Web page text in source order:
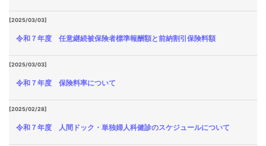
[2025/03/03]
令和７年度 任意継続被保険者標準報酬額と前納割引保険料額
[2025/03/03]
令和７年度 保険料率について
[2025/02/28]
令和７年度 人間ドック・単独婦人科健診のスケジュールについて